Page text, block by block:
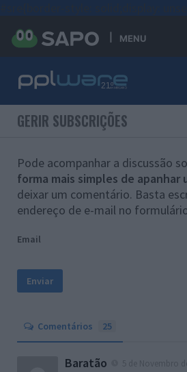
MENU
GERIR SUBSCRIÇÕES
Pode acompanhar a discussão
forma mais simples de apanhar
deixar um comentário. Basta
endereço de e-mail no
Email
Comentários 25
Baratão